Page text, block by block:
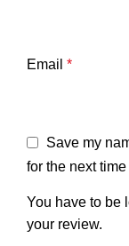
Email *
Save my
for the next
You have to be
your review.